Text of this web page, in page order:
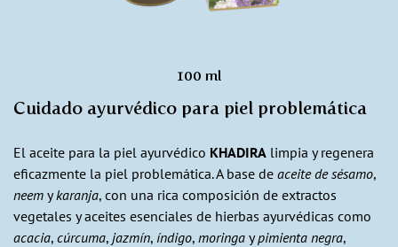
100 ml
Cuidado ayurvédico para piel problemática
El aceite para la piel ayurvédico KHADIRA limpia y regenera
eficazmente la piel problemática. A base de aceite de sésamo,
neem ykaranja, con una rica composición de extractos
vegetales y aceites esenciales de hierbas ayurvédicas como
acacia, cúrcuma, jazmín, índigo, moringa ypimienta negra,